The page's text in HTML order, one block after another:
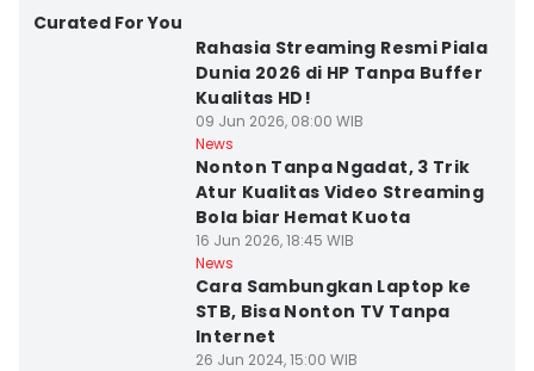
Curated For You
Rahasia Streaming Resmi Piala
Dunia 2026 di HP Tanpa Buffer
Kualitas HD!
09 Jun 2026, 08:00 WIB
News
Nonton Tanpa Ngadat, 3 Trik
Atur Kualitas Video Streaming
Bola biar Hemat Kuota
16 Jun 2026, 18:45 WIB
News
Cara Sambungkan Laptop ke
STB, Bisa Nonton TV Tanpa
Internet
26 Jun 2024, 15:00 WIB